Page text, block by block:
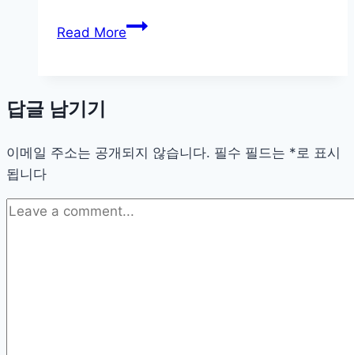
언
Read More주
트
변
화
답글 남기기
이메일 주소는 공개되지 않습니다. 필수 필드는 *로 표시
됩니다